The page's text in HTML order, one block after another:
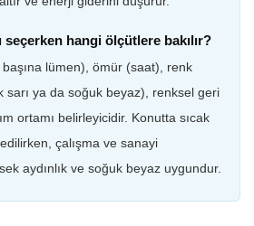
seçerken hangi ölçütlere bakılır?
lümen), ömür (saat), renk
sarı ya da soğuk beyaz), renksel geri
ortamı belirleyicidir. Konutta sıcak
çalışma ve sanayi
aydınlık ve soğuk beyaz uygundur.